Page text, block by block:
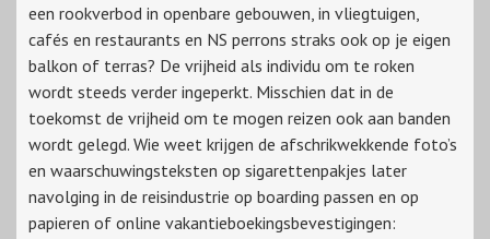
een rookverbod in openbare gebouwen, in vliegtuigen,
cafés en restaurants en NS perrons straks ook op je eigen
balkon of terras? De vrijheid als individu om te roken
wordt steeds verder ingeperkt. Misschien dat in de
toekomst de vrijheid om te mogen reizen ook aan banden
wordt gelegd. Wie weet krijgen de afschrikwekkende foto’s
en waarschuwingsteksten op sigarettenpakjes later
navolging in de reisindustrie op boarding passen en op
papieren of online vakantieboekingsbevestigingen: